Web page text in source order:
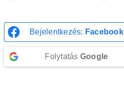
Bejelentkezés: Facebook
Folytatás Google